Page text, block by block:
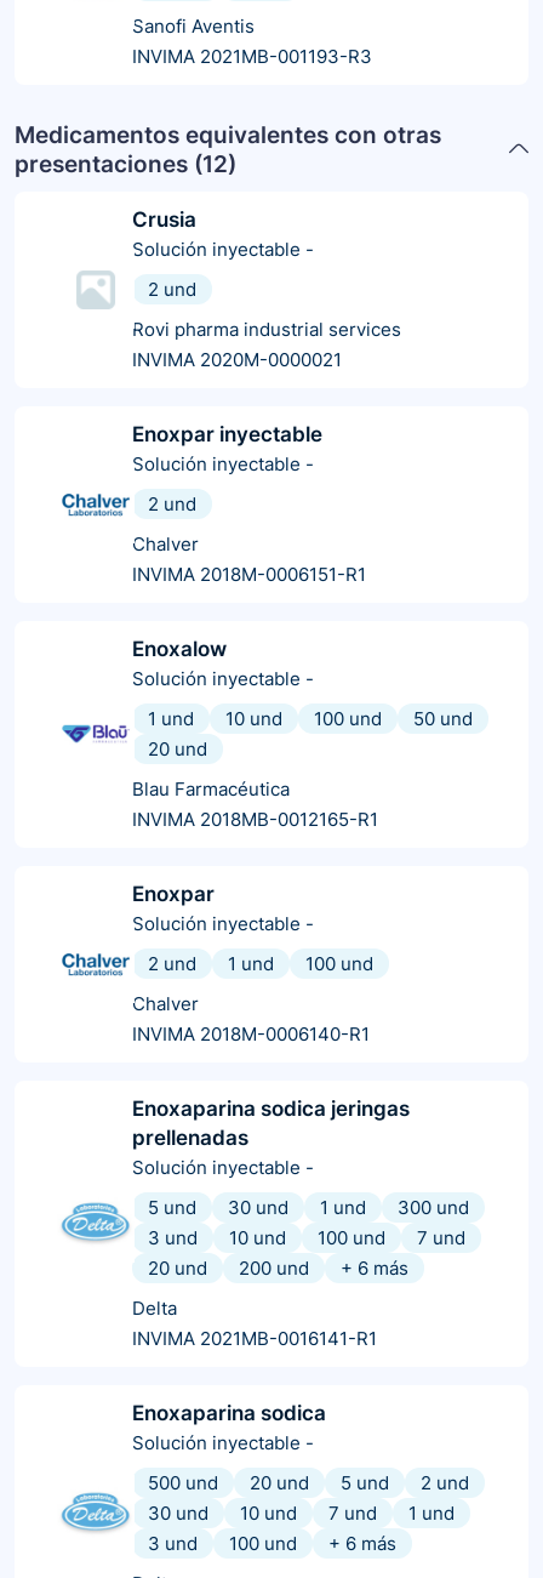
Sanofi Aventis
INVIMA 2021MB-001193-R3
Medicamentos equivalentes con otras
presentaciones (12)
Crusia
Solución inyectable -
2 und
Rovi pharma industrial services
INVIMA 2020M-0000021
Enoxpar inyectable
Solución inyectable -
2 und
Chalver
INVIMA 2018M-0006151-R1
Enoxalow
Solución inyectable -
1 und
10 und 100 und
50 und
20 und
Blau Farmacéutica
INVIMA 2018MB-0012165-R1
Enoxpar
Solución inyectable -
2 und
1 und
100 und
Chalver
INVIMA 2018M-0006140-R1
Enoxaparina sodica jeringas
prellenadas
Solución inyectable -
5 und
30 und 1 und
300 und
3 und
10 und 100 und
7 und
20 und
200 und + 6 más
Delta
INVIMA 2021MB-0016141-R1
Enoxaparina sodica
Solución inyectable -
500 und
20 und 5 und
2 und
30 und
10 und 7 und
1 und
3 und
100 und + 6 más